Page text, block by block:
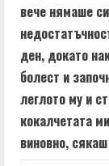
вече нямаше
ден, докато
болест и
леглото му и
кокалчетата
виновно,